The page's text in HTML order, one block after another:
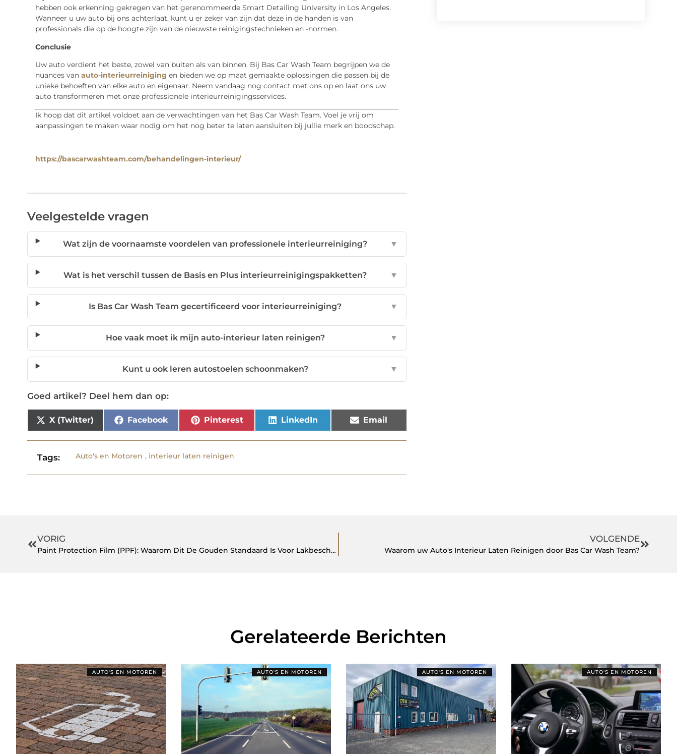
hebben ook erkenning gekregen van het gerenommeerde Smart Detailing University in Los Angeles.
Wanneer u uw auto bij ons achterlaat, kunt u er zeker van zijn dat deze in de handen is van
professionals die op de hoogte zijn van de nieuwste reinigingstechnieken en -normen.
Conclusie
Uw auto verdient het beste, zowel van buiten als van binnen. Bij Bas Car Wash Team begrijpen we de
nuances van auto-interieurreiniging en bieden we op maat gemaakte oplossingen die passen bij de
unieke behoeften van elke auto en eigenaar. Neem vandaag nog contact met ons op en laat ons uw
auto transformeren met onze professionele interieurreinigingsservices.
Ik hoop dat dit artikel voldoet aan de verwachtingen van het Bas Car Wash Team. Voel je vrij om
aanpassingen te maken waar nodig om het nog beter te laten aansluiten bij jullie merk en boodschap.
https://bascarwashteam.com/behandelingen-interieur/
Veelgestelde vragen
Wat zijn de voornaamste voordelen van professionele interieurreiniging? ▼
Wat is het verschil tussen de Basis en Plus interieurreinigingspakketten? ▼
Is Bas Car Wash Team gecertificeerd voor interieurreiniging? ▼
Hoe vaak moet ik mijn auto-interieur laten reinigen? ▼
Kunt u ook leren autostoelen schoonmaken? ▼
Goed artikel? Deel hem dan op:
X (Twitter) Facebook Pinterest LinkedIn Email
Tags: Auto's en Motoren , interieur laten reinigen
VORIG
Paint Protection Film (PPF): Waarom Dit De Gouden Standaard Is Voor Lakbescherming
VOLGENDE
Waarom uw Auto's Interieur Laten Reinigen door Bas Car Wash Team?
Gerelateerde Berichten
AUTO'S EN MOTOREN AUTO'S EN MOTOREN AUTO'S EN MOTOREN AUTO'S EN MOTOREN